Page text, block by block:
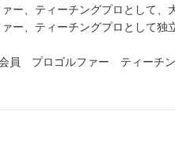
ー、ティーチングプロとして、
ー、ティーチングプロとして独
員 プロゴルファー ティーチ